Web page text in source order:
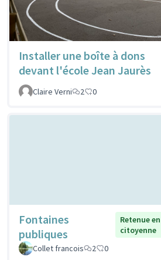
Installer une boîte à dons
devant l'école Jean Jaurès
Claire Verni
2 0
Fontaines
publiques
Retenue
citoyenne
Collet francois
2 0